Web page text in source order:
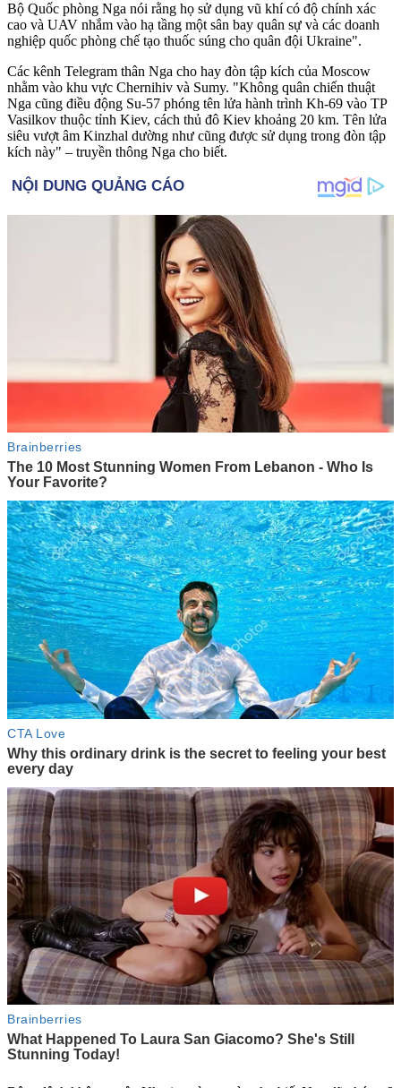
Bộ Quốc phòng Nga nói rằng họ sử dụng vũ khí có độ chính xác
cao và UAV nhắm vào hạ tầng một sân bay quân sự và các doanh
nghiệp quốc phòng chế tạo thuốc súng cho quân đội Ukraine".
Các kênh Telegram thân Nga cho hay đòn tập kích của Moscow
nhằm vào khu vực Chernihiv và Sumy. "Không quân chiến thuật
Nga cũng điều động Su-57 phóng tên lửa hành trình Kh-69 vào TP
Vasilkov thuộc tỉnh Kiev, cách thủ đô Kiev khoảng 20 km. Tên lửa
siêu vượt âm Kinzhal dường như cũng được sử dụng trong đòn tập
kích này" – truyền thông Nga cho biết.